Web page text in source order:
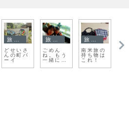
どせいさ
んの町パ
ーイ
ごめん
ね。もう
一緒に歩
けない。
南米旅の
持ち物は
これ！
こ